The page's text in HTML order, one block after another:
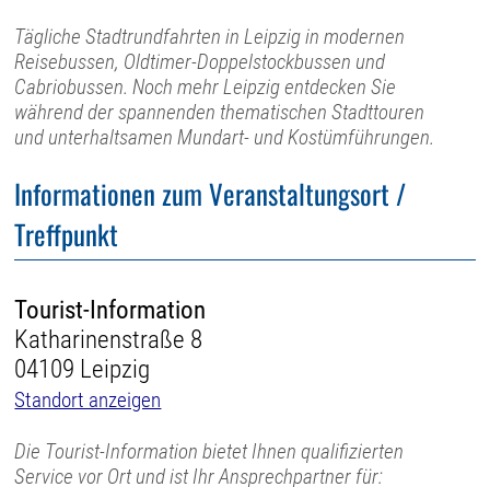
Tägliche Stadtrundfahrten in Leipzig in modernen
Reisebussen, Oldtimer-Doppelstockbussen und
Cabriobussen. Noch mehr Leipzig entdecken Sie
während der spannenden thematischen Stadttouren
und unterhaltsamen Mundart- und Kostümführungen.
Informationen zum Veranstaltungsort /
Treffpunkt
Tourist-Information
Katharinenstraße 8
04109 Leipzig
Standort anzeigen
Die Tourist-Information bietet Ihnen qualifizierten
Service vor Ort und ist Ihr Ansprechpartner für: